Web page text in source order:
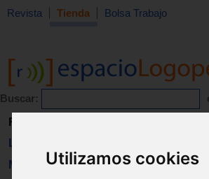
Utilizamos cookies
Revista Tienda Bolsa Trabajo
Buscar:
Revista
Libros
Material